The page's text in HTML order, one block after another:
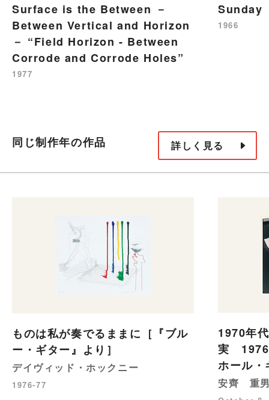
Surface is the Between －
Between Vertical and Horizon
－ “Field Horizon - Between
Corrode and Corrode Holes”
1977
Sunday
1966
同じ制作年の作品 詳しく見る
ものは私が奏でるままに［『ブル
ー・ギター』より］
デイヴィッド・ホックニー
1976-77
1970年
実 1976
ホール・
安齊 重